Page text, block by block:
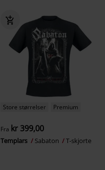
Store størrelser Premium
Fra kr 399,00
Templars Sabaton T-skjorte